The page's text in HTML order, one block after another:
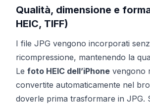
Qualità, dimensione e
HEIC, TIFF)
I file JPG vengono incorporati
ricompressione, mantenendo la
Le foto HEIC dell’iPhone vengono
convertite automaticamente nel
doverle prima trasformare in JPG.